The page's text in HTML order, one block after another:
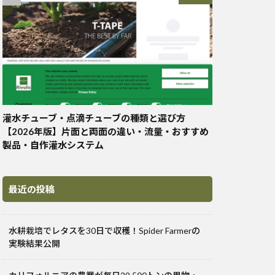
灌水チューブ・点滴チューブの種類と選び方
【2026年版】片面と両面の違い・流量・おすすめ
製品・自作灌水システム
最近の投稿
水耕栽培でレタスを30日で収穫！Spider Farmerの
実験結果公開